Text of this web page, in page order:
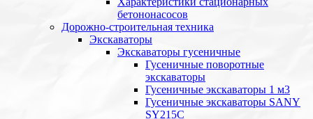
бетононасосов
Дорожно-строительная техника
Экскаваторы
Экскаваторы гусеничные
Гусеничные поворотные
экскаваторы
Гусеничные экскаваторы 1 м3
Гусеничные экскаваторы SANY
SY215C